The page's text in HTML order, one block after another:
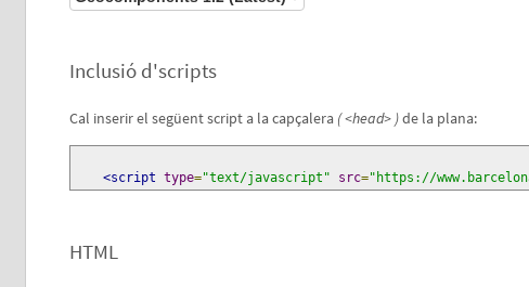
Inclusió d'scripts
Cal inserir el següent script a la capçalera ( <head> )de la plana:
<script type="text/javascript" src="https://
HTML